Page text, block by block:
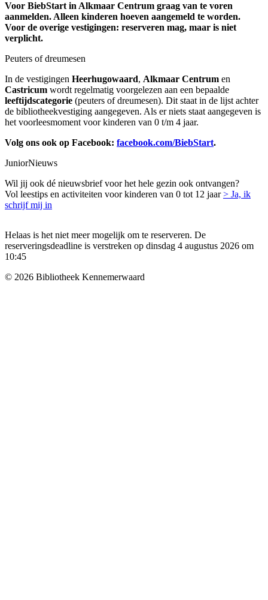
Voor BiebStart in Alkmaar Centrum graag van te voren
aanmelden. Alleen kinderen hoeven aangemeld te worden.
Voor de overige vestigingen: reserveren mag, maar is niet
verplicht.
Peuters of dreumesen
In de vestigingen Heerhugowaard, Alkmaar Centrum en
Castricum wordt regelmatig voorgelezen aan een bepaalde
leeftijdscategorie (peuters of dreumesen). Dit staat in de lijst achter
de bibliotheekvestiging aangegeven. Als er niets staat aangegeven is
het voorleesmoment voor kinderen van 0 t/m 4 jaar.
Volg ons ook op Facebook: facebook.com/BiebStart.
JuniorNieuws
Wil jij ook dé nieuwsbrief voor het hele gezin ook ontvangen?
Vol leestips en activiteiten voor kinderen van 0 tot 12 jaar> Ja, ik
schrijf mij in
Helaas is het niet meer mogelijk om te reserveren. De
reserveringsdeadline is verstreken op dinsdag 4 augustus 2026 om
10:45
© 2026 Bibliotheek Kennemerwaard